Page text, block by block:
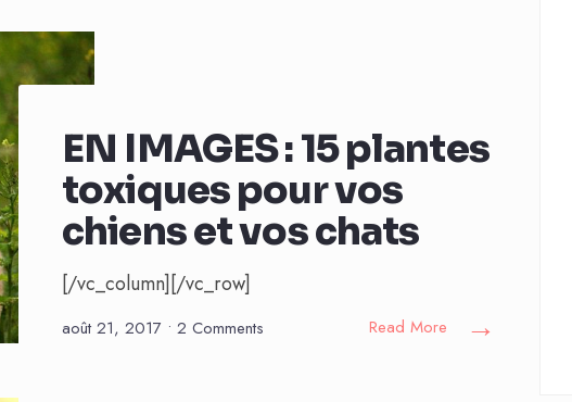
EN IMAGES : 15 plantes
toxiques pour vos
chiens et vos chats
[/vc_column][/vc_row]
août 21, 2017 • 2 Comments Read More →